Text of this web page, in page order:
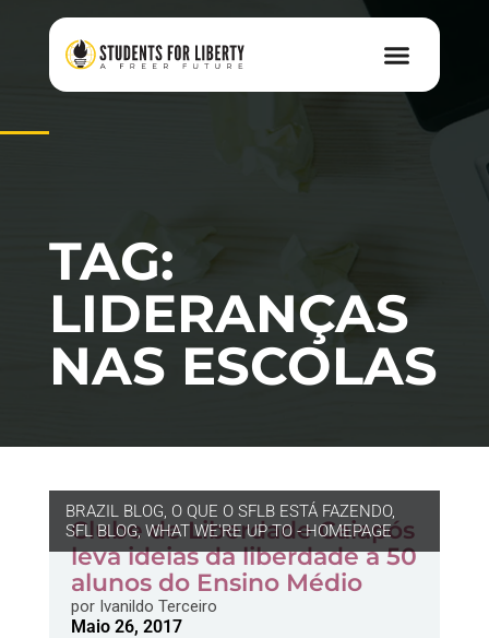
TAG:
LIDERANÇAS
NAS ESCOLAS
BRAZIL BLOG, O QUE O SFLB ESTÁ FAZENDO,
SFL BLOG,WHAT WE'RE UP TO - HOMEPAGE
Clube de Liberdade Caiapós
leva ideias da liberdade a 50
alunos do Ensino Médio
porIvanildo Terceiro
Maio 26, 2017